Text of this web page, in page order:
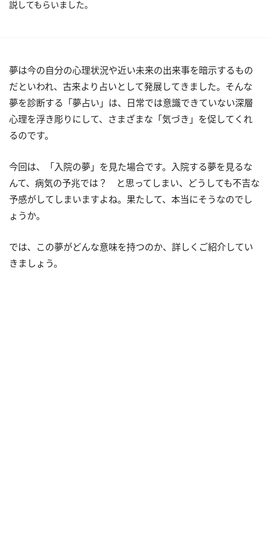
説してもらいました。
夢は今の自分の心理状況や近い未来の出来事を暗示するもの
だといわれ、古来より占いとして発展してきました。そんな
夢を診断する「夢占い」は、日常では意識できていない深層
心理を浮き彫りにして、さまざまな「気づき」を促してくれ
るのです。
今回は、「入院の夢」を見た場合です。入院する夢を見るな
んて、病気の予兆では？ と思ってしまい、どうしても不吉な
予感がしてしまいますよね。果たして、本当にそうなのでし
ょうか。
では、この夢がどんな意味を持つのか、詳しくご紹介してい
きましょう。